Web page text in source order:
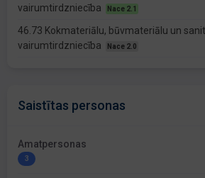
vairumtirdzniecība
Nace 2.1
46.73 Kokmateriālu, būvmateriālu un
vairumtirdzniecība
Nace 2.0
Saistītas personas
Amatpersonas
3